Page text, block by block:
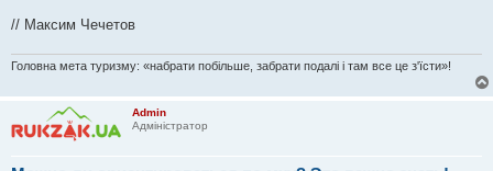
// Максим Чечетов
Головна мета туризму: «набрати побільше, забрати подалі і там все це з'їсти»!
Admin
Адміністратор